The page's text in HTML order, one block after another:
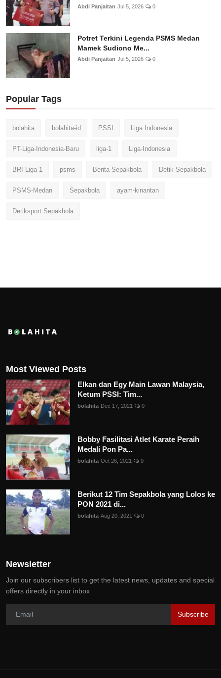
Abdi Panjaitan Jul 5, 2026 0
Potret Terkini Legenda PSMS Medan
Mamek Sudiono Me...
Abdi Panjaitan Jul 5, 2026 0
Popular Tags
bolahita bolahita-id PSSI Liga Indonesia
PT-Liga-Indonesia-Baru liga-1 Liga-Indonesia
BRI Liga 1 psms Berita Sepakbola Detik Sepakbola
PSMS-Medan Sepakbola ayam-kinantan
Detiksport Sepakbola
Most Viewed Posts
Elkan dan Egy Main Lawan Malaysia,
Ketum PSSI: Tim...
bolahita Dec 17, 2021 0
Bobby Fasilitasi Atlet Karate Peraih
Medali Pon Pa...
bolahita Oct 26, 2021 0
Berikut 12 Tim Sepakbola yang Lolos ke
PON 2021 di...
bolahita Aug 20, 2021 0
Newsletter
Join our subscribers list to get the latest news, updates and special
offers directly in your inbox
Subscribe